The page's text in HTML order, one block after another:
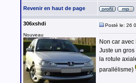
Revenir en haut de page
306xshdi
Nouveau
Posté le: 26
Non car
Juste un
la rotule
parallélisme)